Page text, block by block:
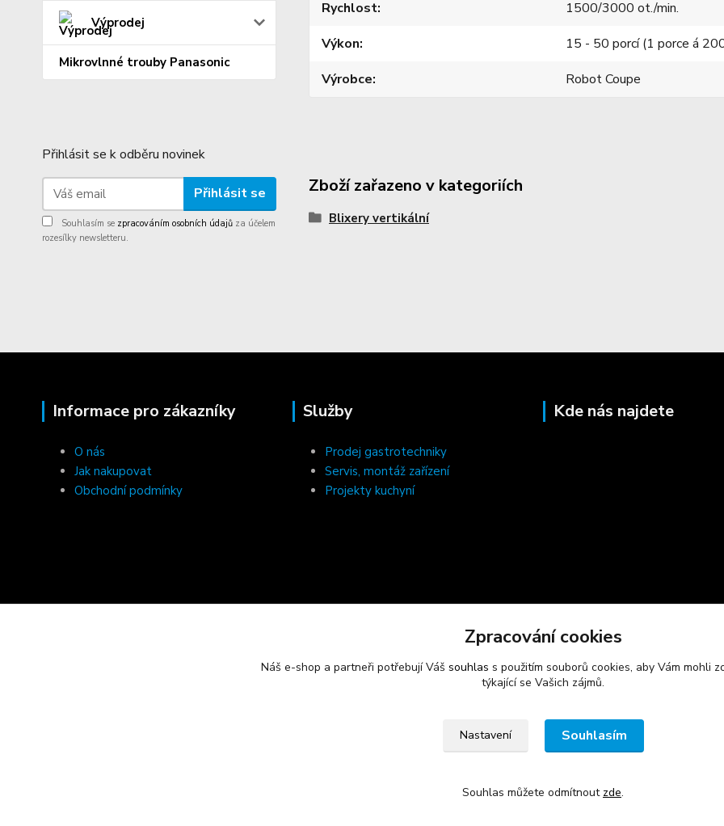
Výprodej
Mikrovlnné trouby Panasonic
Přihlásit se k odběru novinek
Přihlásit se
Souhlasím se zpracováním osobních údajů za účelem
rozesílky newsletteru.
Rychlost
1500/3000 ot./min.
Výkon
15 - 50 porcí (1 porce á
Výrobce
Robot Coupe
Zboží zařazeno v kategoriích
Blixery vertikální
Informace pro zákazníky
O nás
Jak nakupovat
Obchodní podmínky
Služby
Prodej gastrotechniky
Servis, montáž zařízení
Projekty kuchyní
Kde nás najdete
Zpracování cookies
Náš e-shop a partneři potřebují Váš souhlas s použitím souborů cookies, aby Vám mohli
týkající se Vašich zájmů.
Nastavení Souhlasím
Souhlas můžete odmítnout zde.